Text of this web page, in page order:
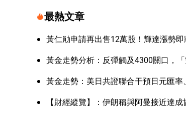
最熱文章
黃仁勛申請再出售12萬股！輝達漲勢
黃金走勢分析：反彈觸及4300關口，
黃金走勢：美日共證聯合干預日元匯
【財經縱覽】：伊朗稱與阿曼接近達